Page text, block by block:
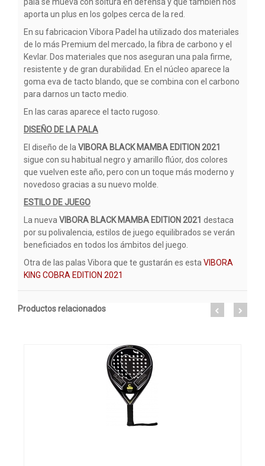
aporta un plus en los golpes cerca de la red.
En su fabricacion Vibora Padel ha utilizado dos materiales
de lo más Premium del mercado, la fibra de carbono y el
Kevlar. Dos materiales que nos aseguran una pala firme,
resistente y de gran durabilidad. En el núcleo aparece la
goma eva de tacto blando, que se combina con el carbono
para darnos un tacto medio.
En las caras aparece el tacto rugoso.
DISEÑO DE LA PALA
El diseño de la VIBORA BLACK MAMBA EDITION 2021
sigue con su habitual negro y amarillo flúor, dos colores
que vuelven este año, pero con un toque más moderno y
novedoso gracias a su nuevo molde.
ESTILO DE JUEGO
La nueva VIBORA BLACK MAMBA EDITION 2021 destaca
por su polivalencia, estilos de juego equilibrados se verán
beneficiados en todos los ámbitos del juego.
Otra de las palas Vibora que te gustarán es esta VIBORA
KING COBRA EDITION 2021
Productos relacionados